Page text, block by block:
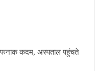
कदम, अस्पताल पहुंचते